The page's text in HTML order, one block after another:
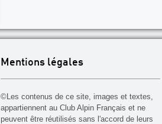
Mentions légales
©Les contenus de ce site, images et textes,
appartiennent au Club Alpin Français et ne
peuvent être réutilisés sans l'accord de leurs